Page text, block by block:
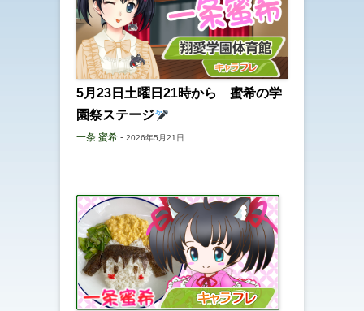
5月23日土曜日21時から 蜜希の学
園祭ステージ
一条 蜜希 - 2026年5月21日